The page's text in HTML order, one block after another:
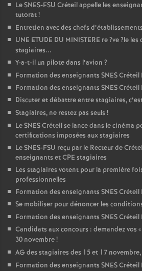
LeSNES-FSU Créteil appelle les
tutorat!
Entretien avec des chefs
UNE ETUDE DU MINISTERE re?ve?le les
stagiaires...
Y-a-t-il un pilote dans l’avion ?
Formation des enseignants SNESCréteil
Formation des enseignants SNESCréteil
Discuter et débattre entre stagiaires,
Stagiaires, ne restez pas seuls !
LeSNESCréteil se lance dans le cinéma
certifications imposées aux stagiaires
LeSNES-FSU reçu par le Recteur de
enseignants etCPE stagiaires
Les stagiaires votent pour la première
professionnelles
Formation des enseignants SNESCréteil
Se mobiliser pour dénoncer les
Formation des enseignants SNESCréteil
Candidats aux concours : demandez vos «
30 novembre!
AG des stagiaires des 15 et 17
Formation des enseignants SNESCréteil